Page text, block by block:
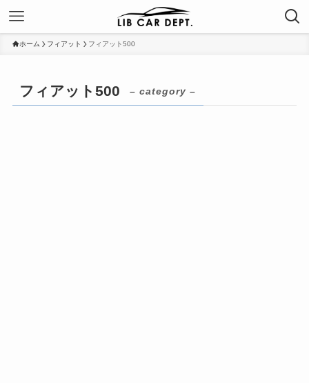
ホーム フィアット フィアット500
フィアット500 – category –